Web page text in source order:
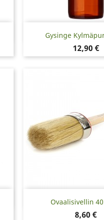
Gysinge
Hinta
12,90 €

Ovaalisivellin
Hinta
8,60 €
